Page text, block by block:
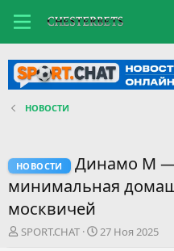
НОВОСТИ
НОВОСТИ
Динамо М
минимальная
москвичей
А
SPORT.CHAT
Д
27 Ноя 2025